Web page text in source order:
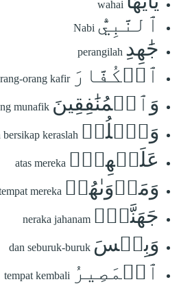
wahai
ٱلنَّبِيُّ Nabi
جَٰهِدِ perangilah
ٱلۡكُفَّارَ orang kafir
وَٱلۡمُنَٰفِقِينَ munafik
وَٱغۡلُظۡ bersikap keraslah
عَلَيۡهِمۡۚ atas mereka
وَمَأۡوَىٰهُمۡ mereka
جَهَنَّمُۖ neraka jahanam
وَبِئۡسَ dan seburuk-buruk
ٱلۡمَصِيرُ tempat kembali